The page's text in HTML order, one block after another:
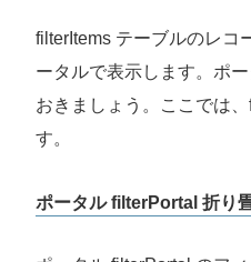
filterItems テーブルのレコ
ータルで表示します。ポ
おきましょう。ここでは
す。
ポータル filterPortal 折り